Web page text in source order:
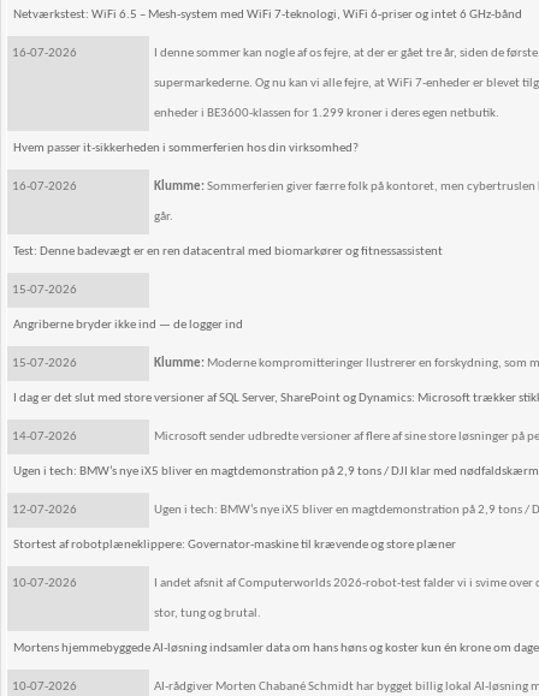
Netværkstest: WiFi 6.5 – Mesh-system med WiFi 7-teknologi, WiFi 6-priser og intet 6 GHz-bånd
16-07-2026 I denne sommer kan nogle af os fejre, at der er gået tre år, siden de
supermarkederne. Og nu kan vi alle fejre, at WiFi 7-enheder er blevet
enheder i BE3600-klassen for 1.299 kroner i deres egen netbutik.
Hvem passer it-sikkerheden i sommerferien hos din virksomhed?
16-07-2026 Klumme:Sommerferien giver færre folk på kontoret, men cybertruslen
går.
Test: Denne badevægt er en ren datacentral med biomarkører og fitnessassistent
15-07-2026
Angriberne bryder ikke ind — de logger ind
15-07-2026 Klumme: Moderne kompromitteringer llustrerer en forskydning, som
I dag er det slut med store versioner af SQL Server, SharePoint og Dynamics: Microsoft trækker
14-07-2026 Microsoft sender udbredte versioner af flere af sine store løsninger på
Ugen i tech: BMW’s nye iX5 bliver en magtdemonstration på 2,9 tons / DJI klar med
12-07-2026 Ugen i tech: BMW’s nye iX5 bliver en magtdemonstration på 2,9 tons
Stortest af robotplæneklippere: Governator-maskine til krævende og store plæner
10-07-2026 I andet afsnit af Computerworlds 2026-robot-test falder vi i svime
stor, tung og brutal.
Mortens hjemmebyggede AI-løsning indsamler data om hans høns og koster kun én krone om
10-07-2026 AI-rådgiver Morten Chabané Schmidt har bygget billig lokal AI-løsning